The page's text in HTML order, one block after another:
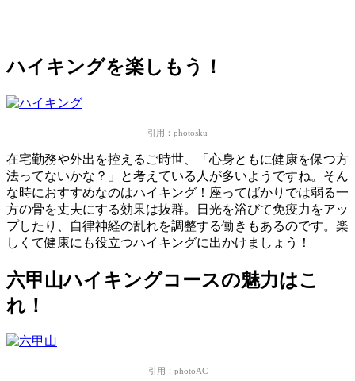
ハイキングを楽しもう！
引用： photosku
在宅勤務や外出を控えるご時世、「心身ともに健康を保つ方
法ってないかな？」
と考えている人が多いようですね。そん
な時におすすめなのはハイキング！座ってばかりでは弱る一
方の骨を丈夫にする効果は抜群。日光を浴びて免疫力をアッ
プしたり、自律神経の乱れを調整する働きもあるのです。楽
しくて健康にも役立つハイキングに出かけましょう！
六甲山ハイキングコースの魅力はこ
れ！
引用： photoAC